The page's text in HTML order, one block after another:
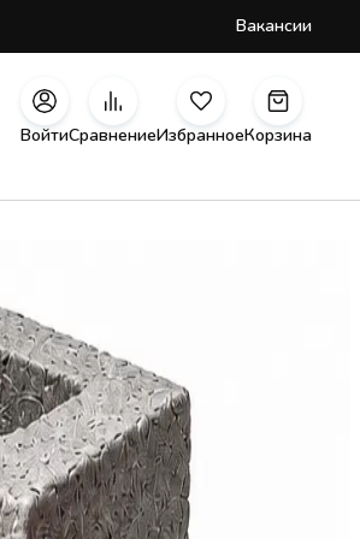
Вакансии
ВойтиСравнениеИзбранноеКорзина